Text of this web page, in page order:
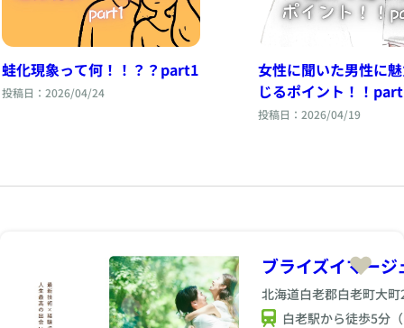
蛙化現象って何！！？？part1
投稿日：2026/04/24
女性に聞いた男性に
じるポイント！！
投稿日：2026/04/19
ブライズイマージ
北海道白老郡白老町大
白老駅から徒歩5分